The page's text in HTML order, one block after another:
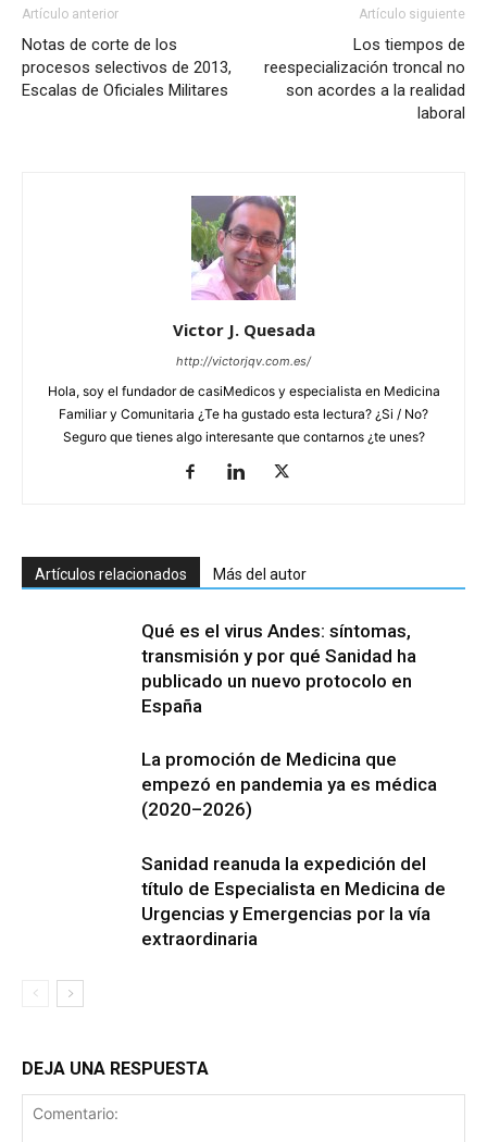
Artículo anterior
Notas de corte de los
procesos selectivos de 2013,
Escalas de Oficiales Militares
Artículo siguiente
Los tiempos de
reespecialización troncal no
son acordes a la realidad
laboral
Victor J. Quesada
http://victorjqv.com.es/
Hola, soy el fundador de casiMedicos y especialista en Medicina
Familiar y Comunitaria ¿Te ha gustado esta lectura? ¿Si / No?
Seguro que tienes algo interesante que contarnos ¿te unes?
Artículos relacionados Más del autor
Qué es el virus Andes: síntomas,
transmisión y por qué Sanidad ha
publicado un nuevo protocolo en
España
La promoción de Medicina que
empezó en pandemia ya es médica
(2020–2026)
Sanidad reanuda la expedición del
título de Especialista en Medicina de
Urgencias y Emergencias por la vía
extraordinaria
DEJA UNA RESPUESTA